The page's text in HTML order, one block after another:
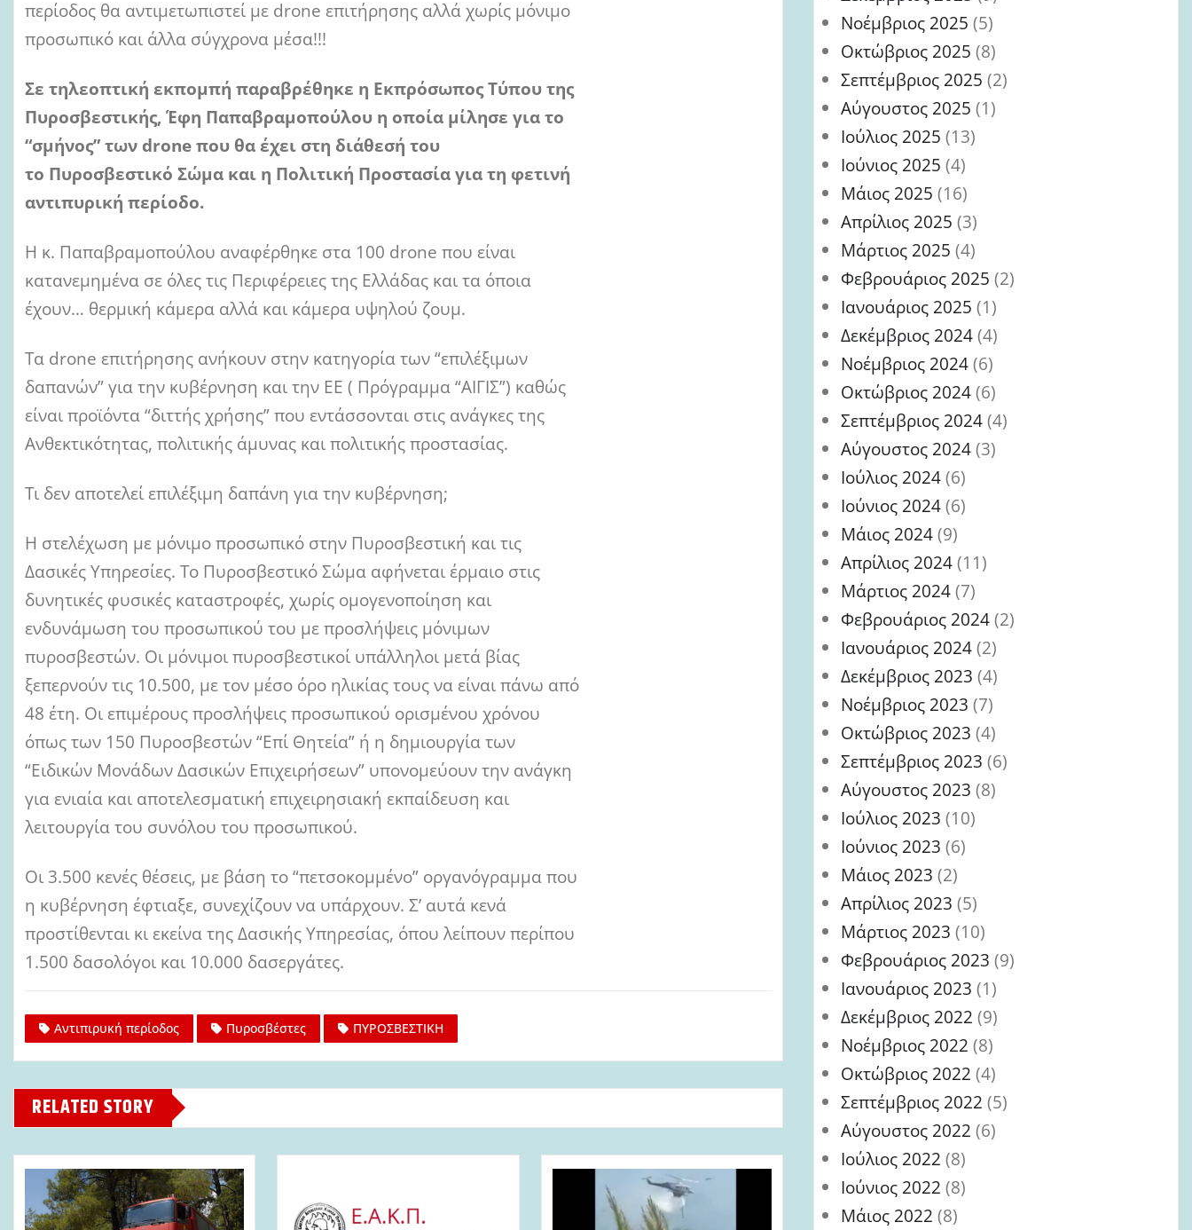
περίοδος θα αντιμετωπιστεί με drone επιτήρησης αλλά χωρίς μόνιμο
προσωπικό και άλλα σύγχρονα μέσα!!!
Σε τηλεοπτική εκπομπή παραβρέθηκε η Εκπρόσωπος Τύπου της
Πυροσβεστικής, Έφη Παπαβραμοπούλου η οποία μίλησε για το
“σμήνος” των drone που θα έχει στη διάθεσή του
το Πυροσβεστικό Σώμα και η Πολιτική Προστασία για τη φετινή
αντιπυρική περίοδο.
Η κ. Παπαβραμοπούλου αναφέρθηκε στα 100 drone που είναι
κατανεμημένα σε όλες τις Περιφέρειες της Ελλάδας και τα όποια
έχουν… θερμική κάμερα αλλά και κάμερα υψηλού ζουμ.
Τα drone επιτήρησης ανήκουν στην κατηγορία των “επιλέξιμων
δαπανών” για την κυβέρνηση και την ΕΕ ( Πρόγραμμα “ΑΙΓΙΣ”) καθώς
είναι προϊόντα “διττής χρήσης” που εντάσσονται στις ανάγκες της
Ανθεκτικότητας, πολιτικής άμυνας και πολιτικής προστασίας.
Τι δεν αποτελεί επιλέξιμη δαπάνη για την κυβέρνηση;
Η στελέχωση με μόνιμο προσωπικό στην Πυροσβεστική και τις
Δασικές Υπηρεσίες. Το Πυροσβεστικό Σώμα αφήνεται έρμαιο στις
δυνητικές φυσικές καταστροφές, χωρίς ομογενοποίηση και
ενδυνάμωση του προσωπικού του με προσλήψεις μόνιμων
πυροσβεστών. Οι μόνιμοι πυροσβεστικοί υπάλληλοι μετά βίας
ξεπερνούν τις 10.500, με τον μέσο όρο ηλικίας τους να είναι πάνω από
48 έτη. Οι επιμέρους προσλήψεις προσωπικού ορισμένου χρόνου
όπως των 150 Πυροσβεστών “Επί Θητεία” ή η δημιουργία των
“Ειδικών Μονάδων Δασικών Επιχειρήσεων” υπονομεύουν την ανάγκη
για ενιαία και αποτελεσματική επιχειρησιακή εκπαίδευση και
λειτουργία του συνόλου του προσωπικού.
Οι 3.500 κενές θέσεις, με βάση το “πετσοκομμένο” οργανόγραμμα που
η κυβέρνηση έφτιαξε, συνεχίζουν να υπάρχουν. Σ’ αυτά κενά
προστίθενται κι εκείνα της Δασικής Υπηρεσίας, όπου λείπουν περίπου
1.500 δασολόγοι και 10.000 δασεργάτες.
Αντιπιρυκή περίοδος Πυροσβέστες ΠΥΡΟΣΒΕΣΤΙΚΗ
RELATED STORY
Νοέμβριος 2025 (5)
Οκτώβριος 2025 (8)
Σεπτέμβριος 2025 (2)
Αύγουστος 2025 (1)
Ιούλιος 2025 (13)
Ιούνιος 2025 (4)
Μάιος 2025 (16)
Απρίλιος 2025 (3)
Μάρτιος 2025 (4)
Φεβρουάριος 2025 (2)
Ιανουάριος 2025 (1)
Δεκέμβριος 2024(4)
Νοέμβριος 2024(6)
Οκτώβριος 2024(6)
Σεπτέμβριος 2024(4)
Αύγουστος 2024(3)
Ιούλιος 2024(6)
Ιούνιος 2024(6)
Μάιος 2024(9)
Απρίλιος 2024(11)
Μάρτιος 2024(7)
Φεβρουάριος 2024(2)
Ιανουάριος 2024(2)
Δεκέμβριος 2023 (4)
Νοέμβριος 2023 (7)
Οκτώβριος 2023 (4)
Σεπτέμβριος 2023 (6)
Αύγουστος 2023 (8)
Ιούλιος 2023 (10)
Ιούνιος 2023 (6)
Μάιος 2023 (2)
Απρίλιος 2023 (5)
Μάρτιος 2023 (10)
Φεβρουάριος 2023 (9)
Ιανουάριος 2023 (1)
Δεκέμβριος 2022 (9)
Νοέμβριος 2022 (8)
Οκτώβριος 2022 (4)
Σεπτέμβριος 2022 (5)
Αύγουστος 2022 (6)
Ιούλιος 2022 (8)
Ιούνιος 2022 (8)
Μάιος 2022 (8)